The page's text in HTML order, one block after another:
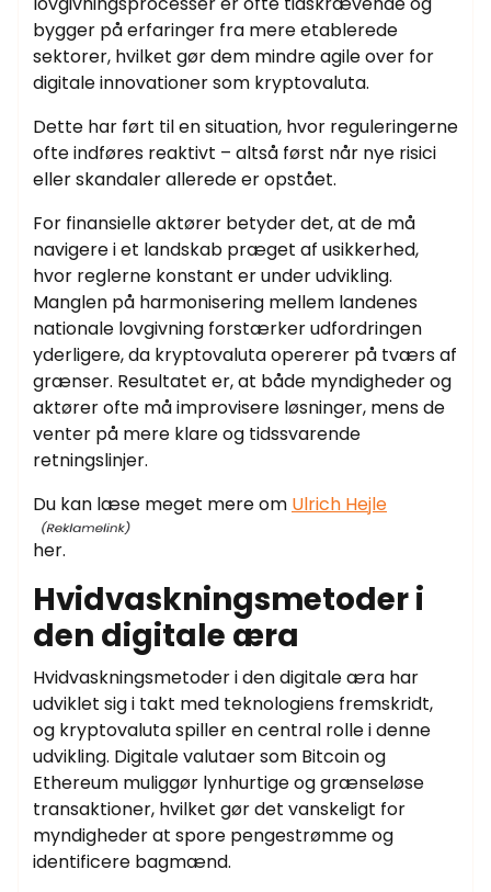
bygger på erfaringer fra mere etablerede
sektorer, hvilket gør dem mindre agile over for
digitale innovationer som kryptovaluta.
Dette har ført til en situation, hvor reguleringerne
ofte indføres reaktivt – altså først når nye risici
eller skandaler allerede er opstået.
For finansielle aktører betyder det, at de må
navigere i et landskab præget af usikkerhed,
hvor reglerne konstant er under udvikling.
Manglen på harmonisering mellem landenes
nationale lovgivning forstærker udfordringen
yderligere, da kryptovaluta opererer på tværs af
grænser. Resultatet er, at både myndigheder og
aktører ofte må improvisere løsninger, mens de
venter på mere klare og tidssvarende
retningslinjer.
Du kan læse meget mere om Ulrich Hejle
her.
Hvidvaskningsmetoder i
den digitale æra
Hvidvaskningsmetoder i den digitale æra har
udviklet sig i takt med teknologiens fremskridt,
og kryptovaluta spiller en central rolle i denne
udvikling. Digitale valutaer som Bitcoin og
Ethereum muliggør lynhurtige og grænseløse
transaktioner, hvilket gør det vanskeligt for
myndigheder at spore pengestrømme og
identificere bagmænd.